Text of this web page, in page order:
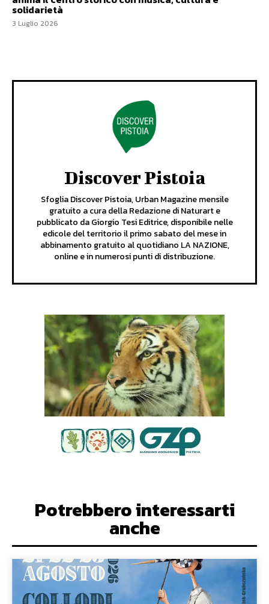
solidarietà
3 Luglio 2026
Discover Pistoia
Sfoglia Discover Pistoia, Urban Magazine mensile
gratuito a cura della Redazione di Naturart e
pubblicato da Giorgio Tesi Editrice, disponibile nelle
edicole del territorio il primo sabato del mese in
abbinamento gratuito al quotidiano LA NAZIONE,
online e in numerosi punti di distribuzione.
Potrebbero interessarti
anche